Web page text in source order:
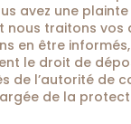
avez une
nous traitons vos
en être
le droit de
de l’autorité de
de la